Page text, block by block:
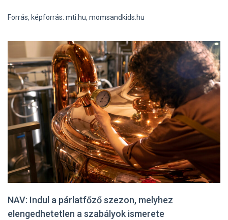
Forrás, képforrás: mti.hu, momsandkids.hu
NAV: Indul a párlatfőző szezon, melyhez
elengedhetetlen a szabályok ismerete